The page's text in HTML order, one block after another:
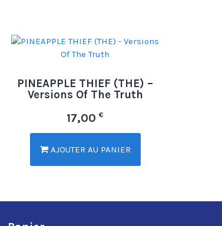
PINEAPPLE THIEF (THE) –
Versions Of The Truth
17,00€
AJOUTER AU PANIER